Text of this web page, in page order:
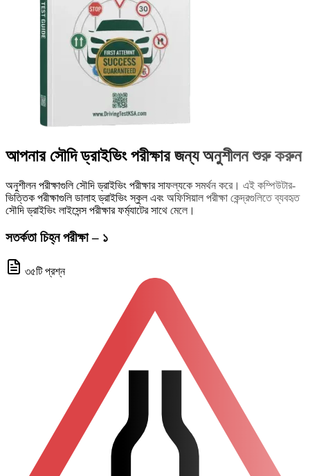
আপনার সৌদি ড্রাইভিং পরীক্ষার জন্য অনুশীলন শুরু করুন
অনুশীলন পরীক্ষাগুলি সৌদি ড্রাইভিং পরীক্ষার সাফল্যকে সমর্থন করে। এই কম্পিউটার-
ভিত্তিক পরীক্ষাগুলি ডালাহ ড্রাইভিং স্কুল এবং অফিসিয়াল পরীক্ষা কেন্দ্রগুলিতে ব্যবহৃত
সৌদি ড্রাইভিং লাইসেন্স পরীক্ষার ফর্ম্যাটের সাথে মেলে।
সতর্কতা চিহ্ন পরীক্ষা – ১
৩৫টি প্রশ্ন